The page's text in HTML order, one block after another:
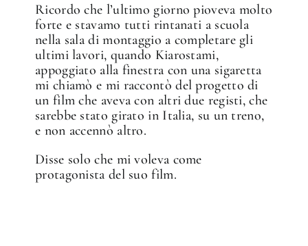
Ricordo che l’ultimo giorno pioveva molto
forte e stavamo tutti rintanati a scuola
nella sala di montaggio a completare gli
ultimi lavori, quando Kiarostami,
appoggiato alla finestra con una sigaretta
mi chiamò e mi raccontò del progetto di
un film che aveva con altri due registi, che
sarebbe stato girato in Italia, su un treno,
e non accennò altro.
Disse solo che mi voleva come
protagonista del suo film.